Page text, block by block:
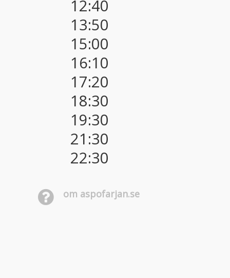
12:40
13:50
15:00
16:10
17:20
18:30
19:30
21:30
22:30
om aspofarjan.se